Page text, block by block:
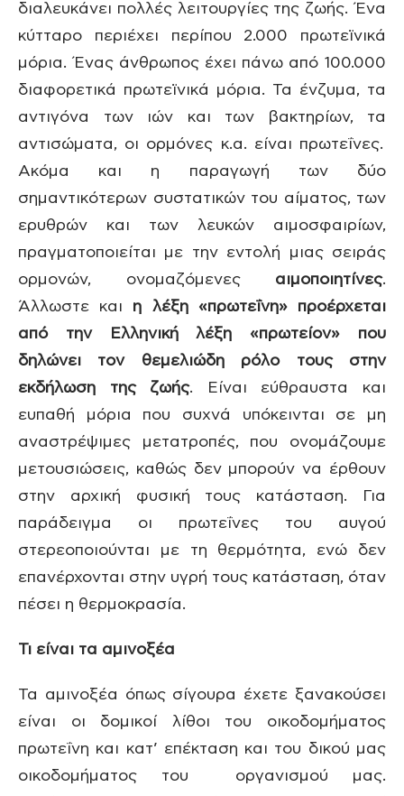
διαλευκάνει πολλές λειτουργίες της ζωής. Ένα
κύτταρο περιέχει περίπου 2.000 πρωτεϊνικά
μόρια. Ένας άνθρωπος έχει πάνω από 100.000
διαφορετικά πρωτεϊνικά μόρια. Τα ένζυμα, τα
αντιγόνα των ιών και των βακτηρίων, τα
αντισώματα, οι ορμόνες κ.α. είναι πρωτεΐνες.
Ακόμα και η παραγωγή των δύο
σημαντικότερων συστατικών του αίματος, των
ερυθρών και των λευκών αιμοσφαιρίων,
πραγματοποιείται με την εντολή μιας σειράς
ορμονών, ονομαζόμενες αιμοποιητίνες.
Άλλωστε και η λέξη «πρωτεΐνη» προέρχεται
από την Ελληνική λέξη «πρωτείον» που
δηλώνει τον θεμελιώδη ρόλο τους στην
εκδήλωση της ζωής. Είναι εύθραυστα και
ευπαθή μόρια που συχνά υπόκεινται σε μη
αναστρέψιμες μετατροπές, που ονομάζουμε
μετουσιώσεις, καθώς δεν μπορούν να έρθουν
στην αρχική φυσική τους κατάσταση. Για
παράδειγμα οι πρωτεΐνες του αυγού
στερεοποιούνται με τη θερμότητα, ενώ δεν
επανέρχονται στην υγρή τους κατάσταση, όταν
πέσει η θερμοκρασία.
Τι είναι τα αμινοξέα
Τα αμινοξέα όπως σίγουρα έχετε ξανακούσει
είναι οι δομικοί λίθοι του οικοδομήματος
πρωτεΐνη και κατ’ επέκταση και του δικού μας
οικοδομήματος του οργανισμού μας.